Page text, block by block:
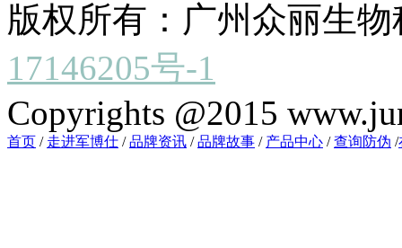
版权所有：广州众丽生
17146205号-1
Copyrights @2015
首页 / 走进军博仕 /品牌资讯 /品牌故事 / 产品中心 /查询防伪 /